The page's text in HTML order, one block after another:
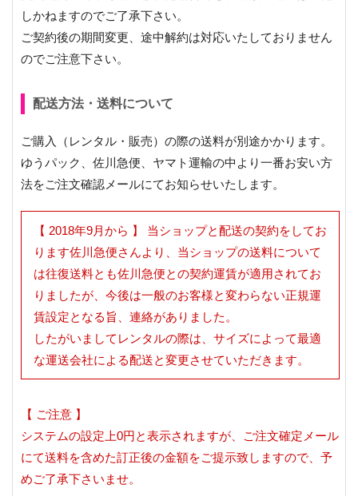
しかねますのでご了承下さい。
ご契約後の期間変更、途中解約は対応いたしておりません
のでご注意下さい。
配送方法・送料について
ご購入（レンタル・販売）の際の送料が別途かかります。
ゆうパック、佐川急便、ヤマト運輸の中より一番お安い方
法をご注文確認メールにてお知らせいたします。
【 2018年9月から 】 当ショップと配送の契約をしてお
ります佐川急便さんより、当ショップの送料について
は往復送料とも佐川急便との契約運賃が適用されてお
りましたが、今後は一般のお客様と変わらない正規運
賃設定となる旨、連絡がありました。
したがいましてレンタルの際は、サイズによって最適
な運送会社による配送と変更させていただきます。
【 ご注意 】
システムの設定上0円と表示されますが、ご注文確定メール
にて送料を含めた訂正後の金額をご提示致しますので、予
めご了承下さいませ。